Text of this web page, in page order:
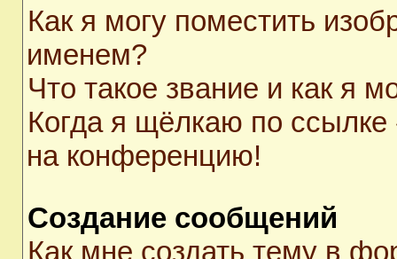
Как я могу поместить
именем?
Что такое звание и как я
Когда я щёлкаю по ссылке
на конференцию!
Создание сообщений
Как мне создать тему в